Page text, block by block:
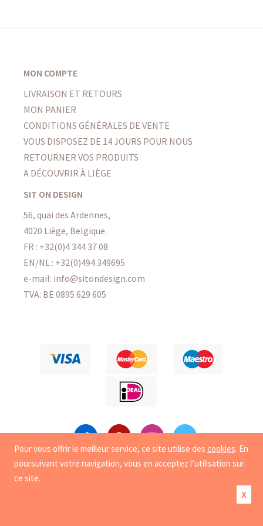
MON COMPTE
LIVRAISON ET RETOURS
MON PANIER
CONDITIONS GÉNÉRALES DE VENTE
VOUS DISPOSEZ DE 14 JOURS POUR NOUS
RETOURNER VOS PRODUITS
A DÉCOUVRIR À LIÈGE
SIT ON DESIGN
56, quai des Ardennes,
4020 Liège, Belgique.
FR : +32(0)4 344 37 08
EN/NL : +32(0)494 349695
e-mail: info@sitondesign.com
TVA: BE 0895 629 605
© 2008-2026 Sit On Design. Tous droits
Pour vous offrir le meilleur service, ce site utilise des cookies. En
poursuivant votre navigation, vous en acceptez l’utilisation sur
ce site.
X